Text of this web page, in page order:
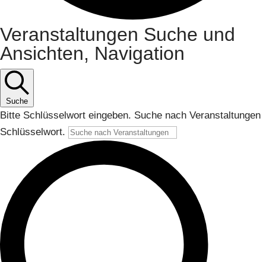
Veranstaltungen
Veranstaltungen Suche und
Ansichten, Navigation
Suche
Bitte Schlüsselwort eingeben. Suche nach Veranstaltungen
Schlüsselwort.